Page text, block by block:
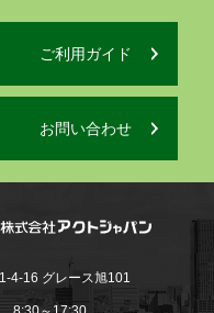
ご利用ガイド
お問い合わせ
4-16 グレース旭101